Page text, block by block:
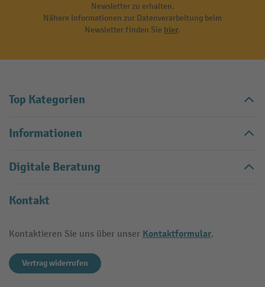
Newsletter zu erhalten.
Nähere Informationen zur Datenverarbeitung beim
Newsletter finden Sie hier.
Top Kategorien
Informationen
Digitale Beratung
Kontakt
Kontaktieren Sie uns über unser Kontaktformular.
Vertrag widerrufen